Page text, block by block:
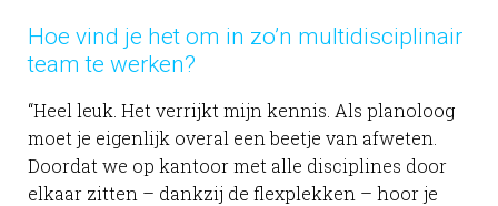
Hoe vind je het om in zo’n multidisciplinair
team te werken?
“Heel leuk. Het verrijkt mijn kennis. Als planoloog
moet je eigenlijk overal een beetje van afweten.
Doordat we op kantoor met alle disciplines door
elkaar zitten – dankzij de flexplekken – hoor je